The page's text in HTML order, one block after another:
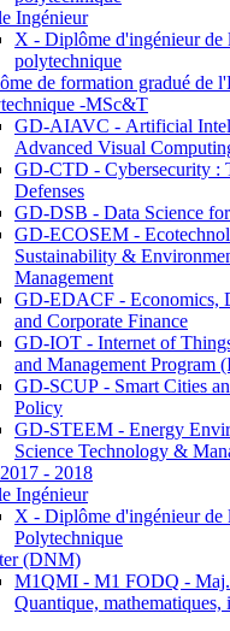
Ingénieur
X - Diplôme d'ingénieur de
polytechnique
de formation gradué de
-MSc&T
GD-AIAVC - Artificial
Advanced Visual
GD-CTD - Cybersecurity :
Defenses
GD-DSB - Data Science
GD-ECOSEM -
Sustainability &
Management
GD-EDACF - Economics,
and Corporate Finance
GD-IOT - Internet of
and Management Program
GD-SCUP - Smart Cities
Policy
GD-STEEM - Energy
Science Technology &
- 2018
Ingénieur
X - Diplôme d'ingénieur de
Polytechnique
(DNM)
M1QMI - M1 FODQ -
Quantique, mathematiques,